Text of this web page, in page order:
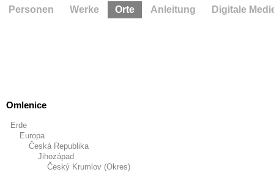
Omlenice
Erde
Europa
Česká Republika
Jihozápad
Český Krumlov (Okres)
Personen Werke Orte Anleitung Digitale